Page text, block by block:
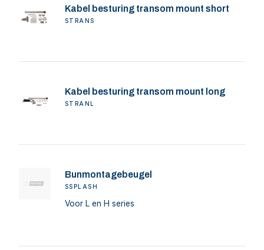
Kabel besturing transom mount short
STRANS
Kabel besturing transom mount long
STRANL
Bunmontagebeugel
SSPLASH
Voor L en H series